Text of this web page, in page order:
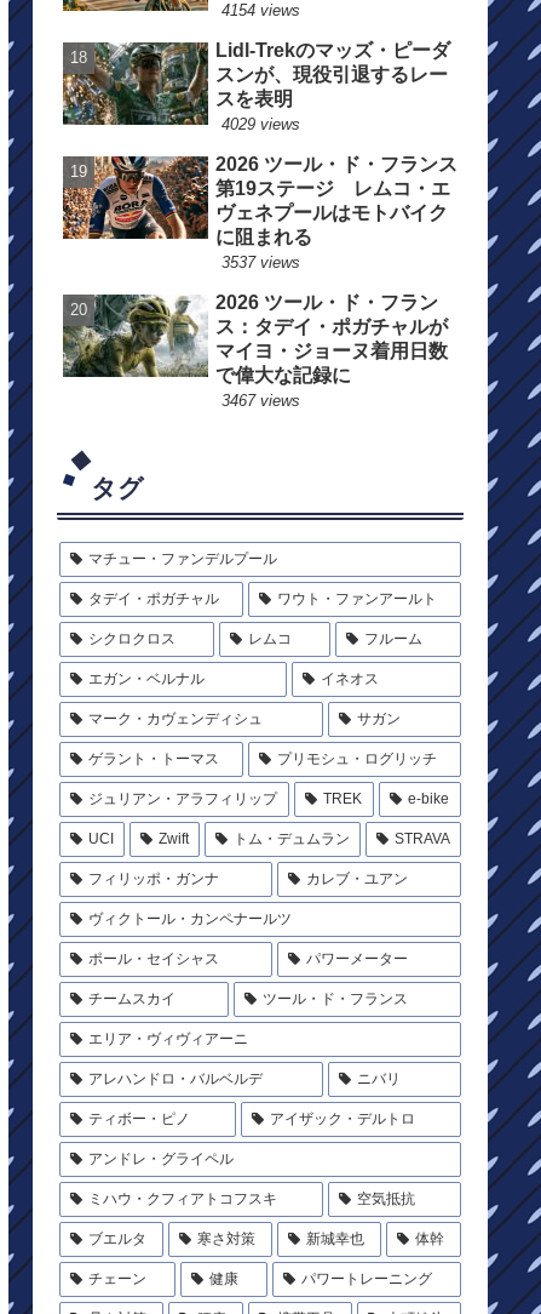
4154 views
Lidl-Trekのマッズ・ピーダ
スンが、現役引退するレー
スを表明
4029 views
2026 ツール・ド・フランス
第19ステージ レムコ・エ
ヴェネプールはモトバイク
に阻まれる
3537 views
2026 ツール・ド・フラン
ス：タデイ・ポガチャルが
マイヨ・ジョーヌ着用日数
で偉大な記録に
3467 views
タグ
マチュー・ファンデルプール
タデイ・ポガチャル ワウト・ファンアールト
シクロクロス レムコ フルーム
エガン・ベルナル イネオス
マーク・カヴェンディシュ サガン
ゲラント・トーマス プリモシュ・ログリッチ
ジュリアン・アラフィリップ TREK e-bike
UCI Zwift トム・デュムラン STRAVA
フィリッポ・ガンナ カレブ・ユアン
ヴィクトール・カンペナールツ
ポール・セイシャス パワーメーター
チームスカイ ツール・ド・フランス
エリア・ヴィヴィアーニ
アレハンドロ・バルベルデ ニバリ
ティボー・ピノ アイザック・デルトロ
アンドレ・グライペル
ミハウ・クフィアトコフスキ 空気抵抗
ブエルタ 寒さ対策 新城幸也 体幹
チェーン 健康 パワートレーニング